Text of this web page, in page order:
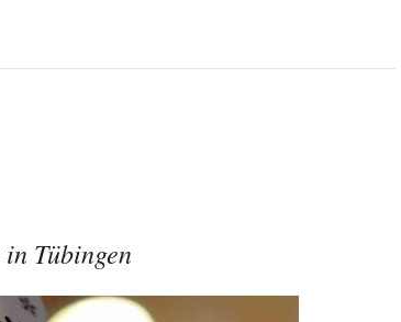
"Engagement beim Kinderhospizdienst BOJE"
Tübingen